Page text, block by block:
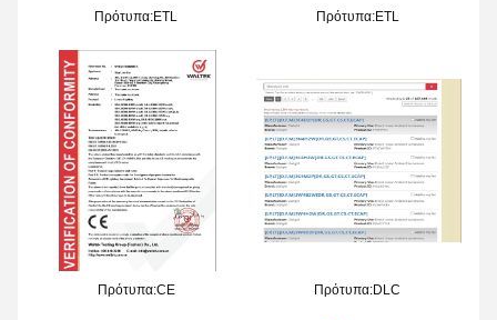
Πρότυπα:ETL Πρότυπα:ETL
Πρότυπα:CE Πρότυπα:DLC